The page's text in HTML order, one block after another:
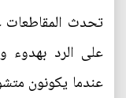
تحدث المقاطعات
على الرد بهدوء
عندما يكونون